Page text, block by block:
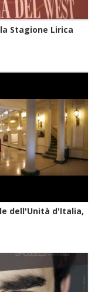
Stagione Lirica
dell'Unità d'Italia,